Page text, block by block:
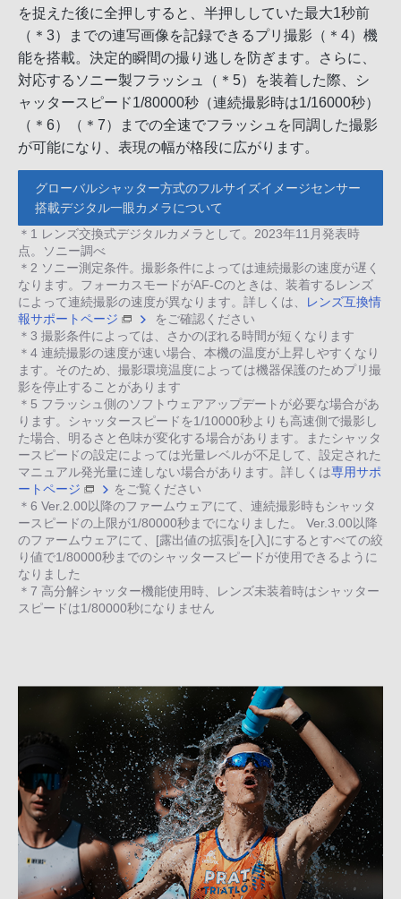
を捉えた後に全押しすると、半押ししていた最大1秒前
（＊3）までの連写画像を記録できるプリ撮影（＊4）機
能を搭載。決定的瞬間の撮り逃しを防ぎます。さらに、
対応するソニー製フラッシュ（＊5）を装着した際、シ
ャッタースピード1/80000秒（連続撮影時は1/16000秒）
（＊6）（＊7）までの全速でフラッシュを同調した撮影
が可能になり、表現の幅が格段に広がります。
グローバルシャッター方式のフルサイズイメージセンサー
搭載デジタル一眼カメラについて
＊1 レンズ交換式デジタルカメラとして。2023年11月発表時
点。ソニー調べ
＊2 ソニー測定条件。撮影条件によっては連続撮影の速度が遅く
なります。フォーカスモードがAF-Cのときは、装着するレンズ
によって連続撮影の速度が異なります。詳しくは、
レンズ互換情
報サポートページ
をご確認ください
＊3 撮影条件によっては、さかのぼれる時間が短くなります
＊4 連続撮影の速度が速い場合、本機の温度が上昇しやすくなり
ます。そのため、撮影環境温度によっては機器保護のためプリ撮
影を停止することがあります
＊5 フラッシュ側のソフトウェアアップデートが必要な場合があ
ります。シャッタースピードを1/10000秒よりも高速側で撮影し
た場合、明るさと色味が変化する場合があります。またシャッタ
ースピードの設定によっては光量レベルが不足して、設定された
マニュアル発光量に達しない場合があります。詳しくは専用サポ
ートページ
をご覧ください
＊6 Ver.2.00以降のファームウェアにて、連続撮影時もシャッタ
ースピードの上限が1/80000秒までになりました。 Ver.3.00以降
のファームウェアにて、[露出値の拡張]を[入]にするとすべての絞
り値で1/80000秒までのシャッタースピードが使用できるように
なりました
＊7 高分解シャッター機能使用時、レンズ未装着時はシャッター
スピードは1/80000秒になりません